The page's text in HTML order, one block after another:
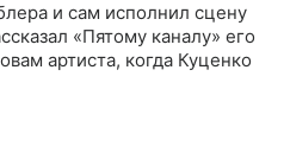
и сам исполнил сцену
«Пятому каналу» его
артиста, когда Куценко